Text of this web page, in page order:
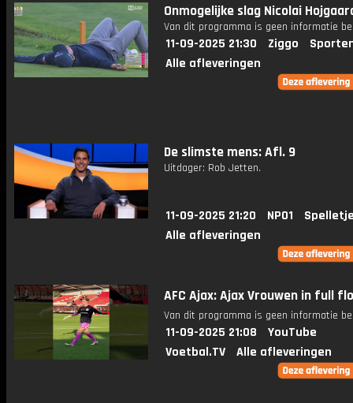
Onmogelijke slag Nicolai
Van dit programma is geen informatie
11-09-2025 21:30 Ziggo
Alle afleveringen
De slimste mens: Afl. 9
Uitdager: Rob Jetten.
11-09-2025 21:20 NPO1
Alle afleveringen
AFC Ajax: Ajax Vrouwen in full
Van dit programma is geen informatie
11-09-2025 21:08
YouTube
Voetbal.TV
Alle afleveringen